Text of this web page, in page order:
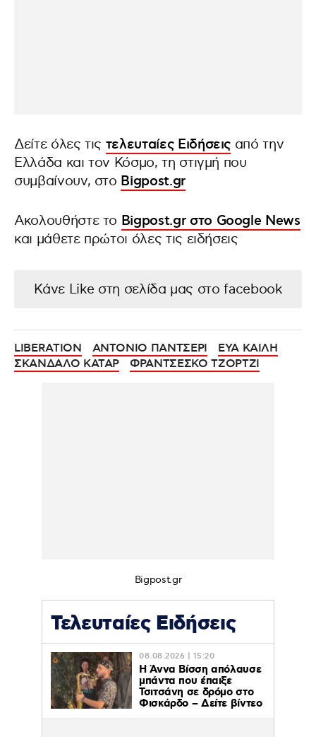
Δείτε όλες τις τελευταίες Ειδήσεις από την
Ελλάδα και τον Κόσμο, τη στιγμή που
συμβαίνουν, στο Bigpost.gr
Ακολουθήστε το Bigpost.gr στο Google News
και μάθετε πρώτοι όλες τις ειδήσεις
Κάνε Like στη σελίδα μας στο facebook
LIBERATION ΑΝΤΟΝΙΟ ΠΑΝΤΣΕΡΙ
ΕΥΑ ΚΑΙΛΗ
ΣΚΑΝΔΑΛΟ ΚΑΤΑΡ
ΦΡΑΝΤΣΕΣΚΟ ΤΖΟΡΤΖΙ
Bigpost.gr
Τελευταίες Ειδήσεις
08.08.2026 | 15:20
Η Άννα Βίσση απόλαυσε
μπάντα που έπαιξε
Τσιτσάνη σε δρόμο στο
Φισκάρδο – Δείτε βίντεο